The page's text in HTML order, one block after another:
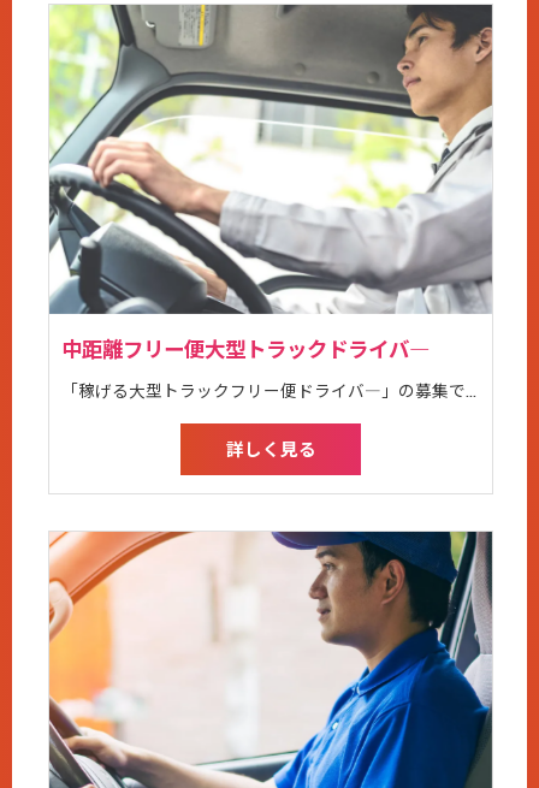
中距離フリー便大型トラックドライバ―
「稼げる大型トラックフリー便ドライバ―」の募集です。 とにかく稼ぎたい！という方におすすめの求人です。 月給35万円以上からの高待遇！ 頑張った分だけ、運んだ分だけ収入ＵＰ！ もっと稼ぎたい！という方には長距離もお任せできます。 ご相談ください。 学歴、職歴不問です。 大型免許お持ちの方であれば、ご応募可能です。 実務経験がなく不安な方は、4tトラックからスタートして経験を積むこともできます。 ＜配送エリア＞ 関東から関西圏 ＜年齢層＞ 20代～50代まで活躍中です。 20代2名、30代3名、40代3名、50代6名 ＜休日にBBQを開催する等、親睦を図ったりしています＞ イベント大好きな仲間たちが揃っています！ 人間関係が希薄になっている昨今、長谷川運送株式会社では安心して働き助け合える環境を大切にしてます。 運送会社という性質上、勤務中は一人で運転することが多いけど、実は多くのスタッフに支えてもらいチームで動いているということをきっと実感できますよ。 ＜こんな方におすすめです＞ ・ハローワークや求人情報サイトで大型ドライバー正社員職をお探しの方 ・安全運転に自信がある方 ・運送業やトラック運転手未経験ではあるが、大型免許はあるので活かしてみたい方 ・大型トラックドライバーの経験がある方 ・タンクローリー、大型ダンプ運転手、トレーラー運転手等の経験がある方 ・バス運転手、送迎ドライバー、役員運転手などの仕事をしたことがある方 ・配達、ルート配送ドライバーの経験がある方 ・夜間ドライバーや長距離ドライバーの経験がある方 ・日曜日休みの職場をお探しの方 ・中高年だが、体力も運転技術も若者には負けないと自負している方 ・車通勤OKの仕事を探している方 ・体を動かすことが好きで、普段から健康に気を付けている方 ・地元で働くことが希望の方 ・時間が守れる方 ・1人の時間が好きな方 ・大型運転手など車を運転することが苦にならない方
詳しく見る